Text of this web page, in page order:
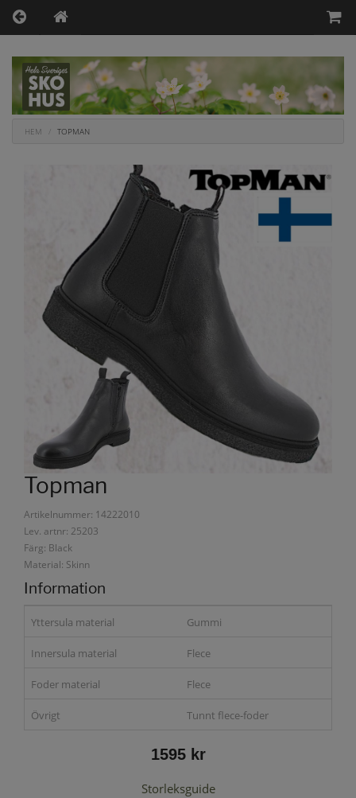
HEM TOPMAN
Topman
Artikelnummer: 14222010
Lev. artnr: 25203
Färg: Black
Material: Skinn
Information
Yttersula material Gummi
Innersula material Flece
Foder material Flece
Övrigt Tunnt flece-foder
1595 kr
Storleksguide